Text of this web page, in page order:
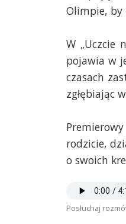
Olimpie, by
W „Uczcie
pojawia w
czasach
zgłębiając
rodzicie,
o swoich
Posłuchaj